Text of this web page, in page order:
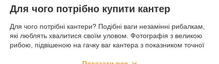
Для чого потрібно купити кантер
Для чого потрібні кантери? Подібні ваги незамінні рибалкам,
які люблять хвалитися своїм уловом. Фотографія з великою
рибою, підвішеною на гачку ваг кантера з показником точної